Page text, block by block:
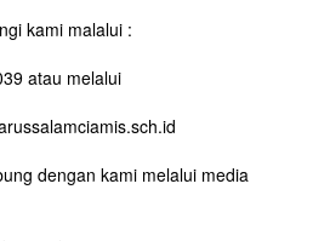
kami malalui :
atau melalui
dengan kami melalui media